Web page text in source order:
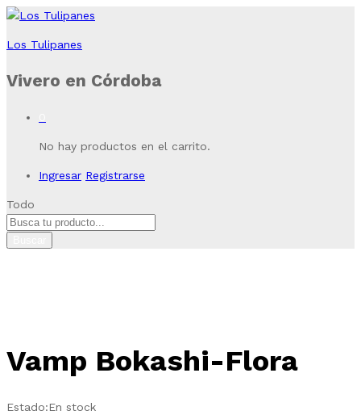
Los Tulipanes
Vivero en Córdoba
No hay productos en el carrito.
Ingresar Registrarse
Todo
Vamp Bokashi-Flora
Estado:En stock